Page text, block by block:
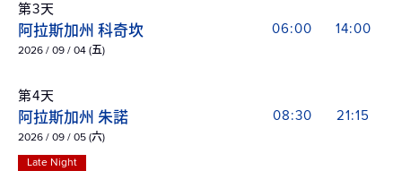
第3天
阿拉斯加州 科奇坎
2026 / 09 / 04 (五)
06:00 14:00
第4天
阿拉斯加州 朱諾
2026 / 09 / 05 (六)
Late Night
08:30 21:15